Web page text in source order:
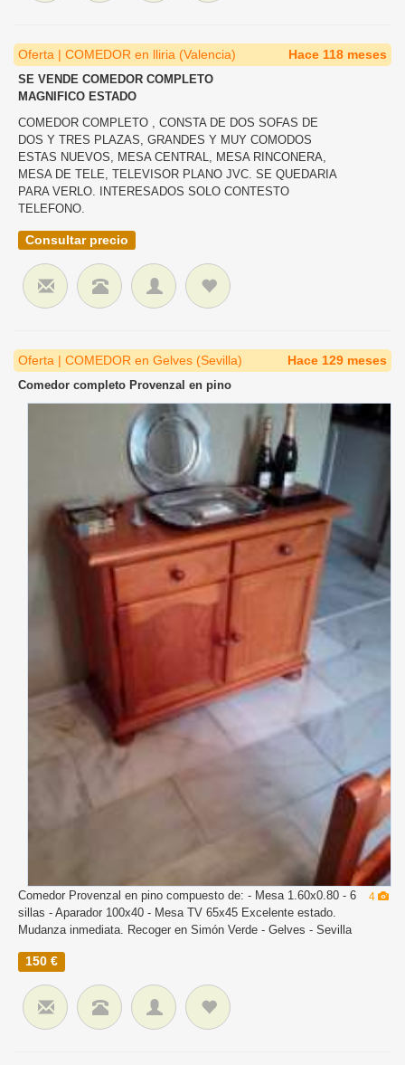
Oferta | COMEDOR en lliria (Valencia) Hace 118 meses
SE VENDE COMEDOR COMPLETO
MAGNIFICO ESTADO
COMEDOR COMPLETO , CONSTA DE DOS SOFAS DE
DOS Y TRES PLAZAS, GRANDES Y MUY COMODOS
ESTAS NUEVOS, MESA CENTRAL, MESA RINCONERA,
MESA DE TELE, TELEVISOR PLANO JVC. SE QUEDARIA
PARA VERLO. INTERESADOS SOLO CONTESTO
TELEFONO.
Consultar precio
Oferta | COMEDOR en Gelves (Sevilla) Hace 129 meses
Comedor completo Provenzal en pino
4
Comedor Provenzal en pino compuesto de: - Mesa 1.60x0.80 - 6
sillas - Aparador 100x40 - Mesa TV 65x45 Excelente estado.
Mudanza inmediata. Recoger en Simón Verde - Gelves - Sevilla
150 €